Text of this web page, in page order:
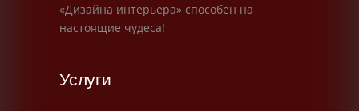
«Дизайна интерьера» способен на
настоящие чудеса!
Услуги